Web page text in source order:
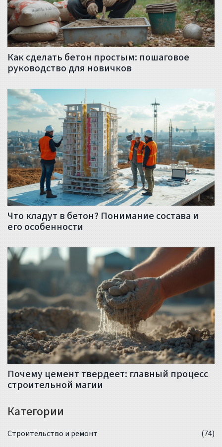
Как сделать бетон простым: пошаговое
руководство для новичков
Что кладут в бетон? Понимание состава и
его особенности
Почему цемент твердеет: главный процесс
строительной магии
Категории
Строительство и ремонт
(74)